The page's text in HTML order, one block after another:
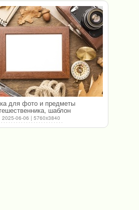
для фото и предметы
шаблон
2025-06-06 | 5760x3840